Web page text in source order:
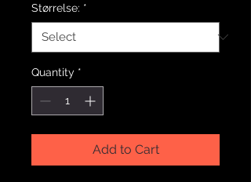
Størrelse: *
Quantity *
Add to Cart